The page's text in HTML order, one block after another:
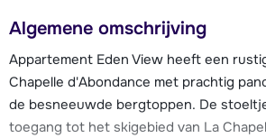
Algemene omschrijving
Appartement Eden View heeft een
Chapelle d'Abondance met prachtig
de besneeuwde bergtoppen. De
toegang tot het skigebied van La